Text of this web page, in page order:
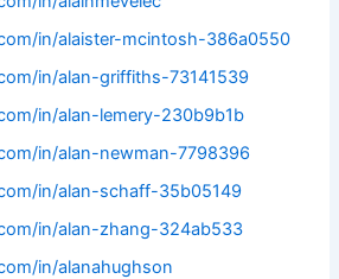
in/alaister-mcintosh-386a0550
in/alan-griffiths-73141539
in/alan-lemery-230b9b1b
in/alan-newman-7798396
in/alan-schaff-35b05149
in/alan-zhang-324ab533
in/alanahughson